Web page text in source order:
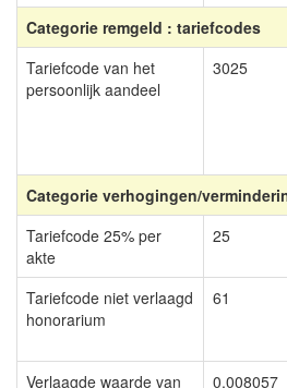
Categorie remgeld : tariefcodes
Tariefcode van het
persoonlijk aandeel
3025
Categorie verhogingen/
Tariefcode 25% per
akte
25
Tariefcode niet verlaagd
honorarium
61
Verlaagde waarde van
0,008057